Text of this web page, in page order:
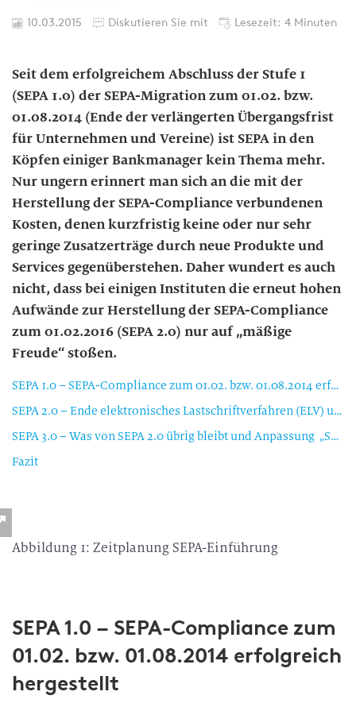
10.03.2015 Diskutieren Sie mit Lesezeit: 4 Minuten
Seit dem erfolgreichem Abschluss der Stufe 1
(SEPA 1.0) der SEPA-Migration zum 01.02. bzw.
01.08.2014 (Ende der verlängerten Übergangsfrist
für Unternehmen und Vereine) ist SEPA in den
Köpfen einiger Bankmanager kein Thema mehr.
Nur ungern erinnert man sich an die mit der
Herstellung der SEPA-Compliance verbundenen
Kosten, denen kurzfristig keine oder nur sehr
geringe Zusatzerträge durch neue Produkte und
Services gegenüberstehen. Daher wundert es auch
nicht, dass bei einigen Instituten die erneut hohen
Aufwände zur Herstellung der SEPA-Compliance
zum 01.02.2016 (SEPA 2.0) nur auf „mäßige
Freude“ stoßen.
SEPA 1.0 – SEPA-Compliance zum 01.02. bzw. 01.08.2014 erfolgreich hergestellt
SEPA 2.0 – Ende elektronisches Lastschriftverfahren (ELV) und „IBANonly“
SEPA 3.0 – Was von SEPA 2.0 übrig bleibt und Anpassung „Scheck / Wechsel“
Fazit
Abbildung 1: Zeitplanung SEPA-Einführung
SEPA 1.0 – SEPA-Compliance zum
01.02. bzw. 01.08.2014 erfolgreich
hergestellt